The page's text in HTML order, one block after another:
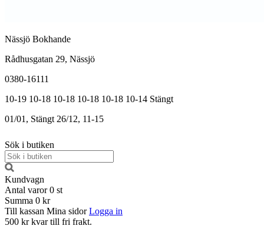
Nässjö Bokhande
Rådhusgatan 29, Nässjö
0380-16111
10-19 10-18 10-18 10-18 10-18 10-14 Stängt
01/01, Stängt 26/12, 11-15
Sök i butiken
Kundvagn
Antal varor 0 st
Summa 0 kr
Till kassan Mina sidor Logga in
500 kr kvar till fri frakt.